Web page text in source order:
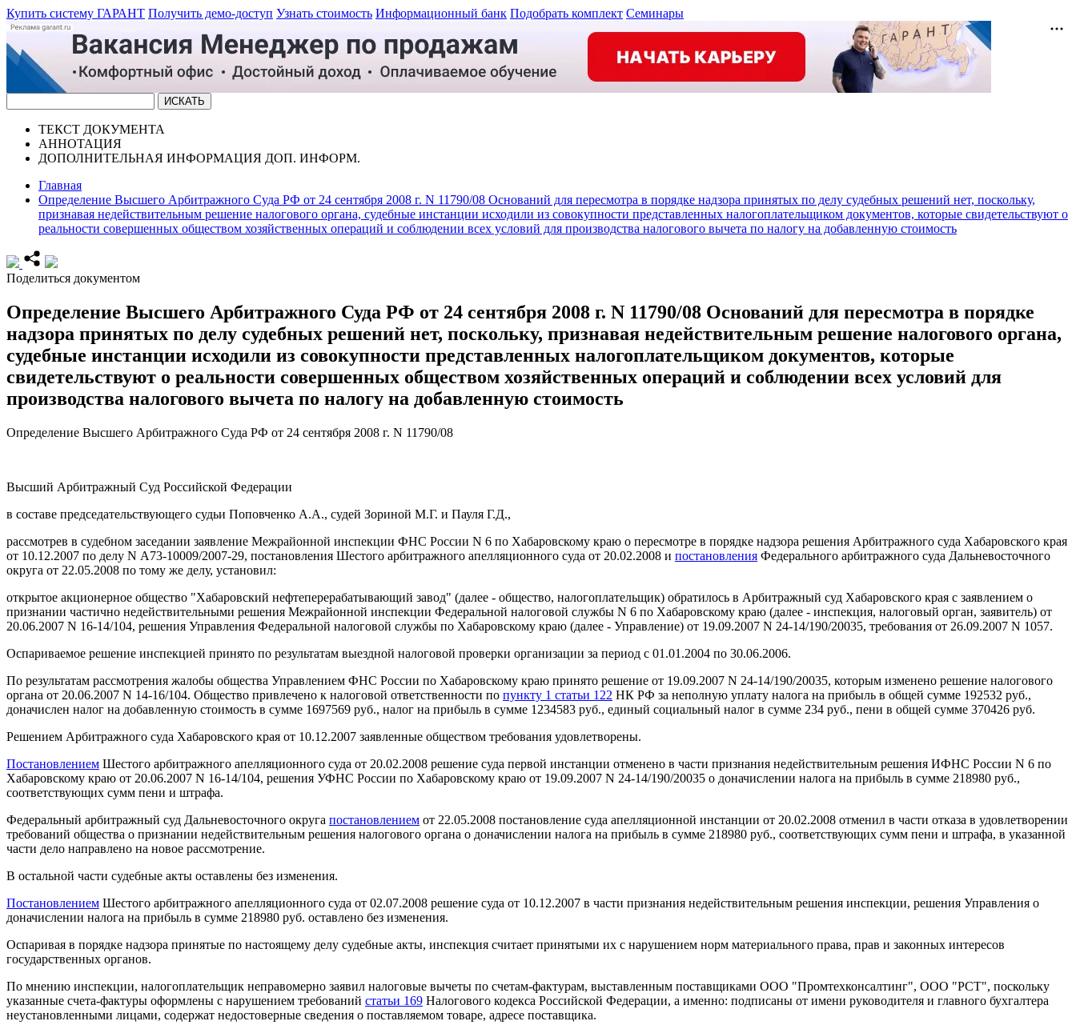
Купить систему ГАРАНТ Получить демо-доступ Узнать стоимость Информационный банк Подобрать комплект Семинары
ТЕКСТ ДОКУМЕНТА
АННОТАЦИЯ
ДОПОЛНИТЕЛЬНАЯ ИНФОРМАЦИЯ ДОП. ИНФОРМ.
Главная
Определение Высшего Арбитражного Суда РФ от 24 сентября 2008 г. N 11790/08 Оснований для пересмотра в порядке надзора принятых по делу судебных решений нет, поскольку,
признавая недействительным решение налогового органа, судебные инстанции исходили из совокупности представленных налогоплательщиком документов, которые свидетельствуют о
реальности совершенных обществом хозяйственных операций и соблюдении всех условий для производства налогового вычета по налогу на добавленную стоимость
Поделиться документом
Определение Высшего Арбитражного Суда РФ от 24 сентября 2008 г. N 11790/08 Оснований для пересмотра в порядке
надзора принятых по делу судебных решений нет, поскольку, признавая недействительным решение налогового органа,
судебные инстанции исходили из совокупности представленных налогоплательщиком документов, которые
свидетельствуют о реальности совершенных обществом хозяйственных операций и соблюдении всех условий для
производства налогового вычета по налогу на добавленную стоимость
Определение Высшего Арбитражного Суда РФ от 24 сентября 2008 г. N 11790/08
Высший Арбитражный Суд Российской Федерации
в составе председательствующего судьи Поповченко А.А., судей Зориной М.Г. и Пауля Г.Д.,
рассмотрев в судебном заседании заявление Межрайонной инспекции ФНС России N 6 по Хабаровскому краю о пересмотре в порядке надзора решения Арбитражного суда Хабаровского края
от 10.12.2007 по делу N А73-10009/2007-29, постановления Шестого арбитражного апелляционного суда от 20.02.2008 и постановления Федерального арбитражного суда Дальневосточного
округа от 22.05.2008 по тому же делу, установил:
открытое акционерное общество "Хабаровский нефтеперерабатывающий завод" (далее - общество, налогоплательщик) обратилось в Арбитражный суд Хабаровского края с заявлением о
признании частично недействительными решения Межрайонной инспекции Федеральной налоговой службы N 6 по Хабаровскому краю (далее - инспекция, налоговый орган, заявитель) от
20.06.2007 N 16-14/104, решения Управления Федеральной налоговой службы по Хабаровскому краю (далее - Управление) от 19.09.2007 N 24-14/190/20035, требования от 26.09.2007 N 1057.
Оспариваемое решение инспекцией принято по результатам выездной налоговой проверки организации за период с 01.01.2004 по 30.06.2006.
По результатам рассмотрения жалобы общества Управлением ФНС России по Хабаровскому краю принято решение от 19.09.2007 N 24-14/190/20035, которым изменено решение налогового
органа от 20.06.2007 N 14-16/104. Общество привлечено к налоговой ответственности по пункту 1 статьи 122 НК РФ за неполную уплату налога на прибыль в общей сумме 192532 руб.,
доначислен налог на добавленную стоимость в сумме 1697569 руб., налог на прибыль в сумме 1234583 руб., единый социальный налог в сумме 234 руб., пени в общей сумме 370426 руб.
Решением Арбитражного суда Хабаровского края от 10.12.2007 заявленные обществом требования удовлетворены.
Постановлением Шестого арбитражного апелляционного суда от 20.02.2008 решение суда первой инстанции отменено в части признания недействительным решения ИФНС России N 6 по
Хабаровскому краю от 20.06.2007 N 16-14/104, решения УФНС России по Хабаровскому краю от 19.09.2007 N 24-14/190/20035 о доначислении налога на прибыль в сумме 218980 руб.,
соответствующих сумм пени и штрафа.
Федеральный арбитражный суд Дальневосточного округа постановлением от 22.05.2008 постановление суда апелляционной инстанции от 20.02.2008 отменил в части отказа в удовлетворении
требований общества о признании недействительным решения налогового органа о доначислении налога на прибыль в сумме 218980 руб., соответствующих сумм пени и штрафа, в указанной
части дело направлено на новое рассмотрение.
В остальной части судебные акты оставлены без изменения.
Постановлением Шестого арбитражного апелляционного суда от 02.07.2008 решение суда от 10.12.2007 в части признания недействительным решения инспекции, решения Управления о
доначислении налога на прибыль в сумме 218980 руб. оставлено без изменения.
Оспаривая в порядке надзора принятые по настоящему делу судебные акты, инспекция считает принятыми их с нарушением норм материального права, прав и законных интересов
государственных органов.
По мнению инспекции, налогоплательщик неправомерно заявил налоговые вычеты по счетам-фактурам, выставленным поставщиками ООО "Промтехконсалтинг", ООО "РСТ", поскольку
указанные счета-фактуры оформлены с нарушением требований статьи 169 Налогового кодекса Российской Федерации, а именно: подписаны от имени руководителя и главного бухгалтера
неустановленными лицами, содержат недостоверные сведения о поставляемом товаре, адресе поставщика.